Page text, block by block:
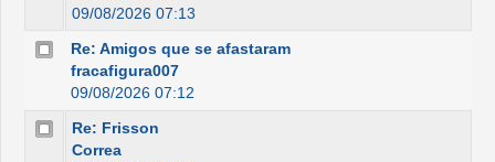
09/08/2026 07:13
Re: Amigos que se afastaram
fracafigura007
09/08/2026 07:12
Re: Frisson
Correa